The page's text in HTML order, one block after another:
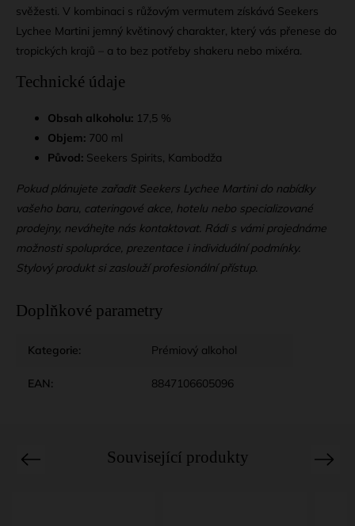
svěžesti. V kombinaci s růžovým vermutem získává Seekers
Lychee Martini jemný květinový charakter, který vás přenese do
tropických krajů – a to bez potřeby shakeru nebo mixéra.
Technické údaje
Obsah alkoholu: 17,5 %
Objem: 700 ml
Původ: Seekers Spirits, Kambodža
Pokud plánujete zařadit Seekers Lychee Martini do nabídky
vašeho baru, cateringové akce, hotelu nebo specializované
prodejny, neváhejte nás kontaktovat. Rádi s vámi projednáme
možnosti spolupráce, prezentace i individuální podmínky.
Stylový produkt si zaslouží profesionální přístup.
Doplňkové parametry
Kategorie: Prémiový alkohol
EAN: 8847106605096
Související produkty
Previous Next